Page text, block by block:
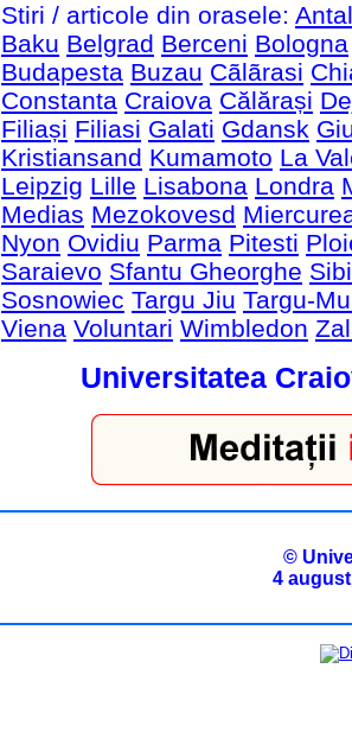
Stiri / articole din orasele:
Baku Belgrad Berceni Bologna
Budapesta Buzau Cãlãrasi
Constanta Craiova Călărași
Filiași Filiasi Galati Gdansk
Kristiansand Kumamoto La
Leipzig Lille Lisabona Londra
Medias Mezokovesd
Nyon Ovidiu Parma Pitesti
Saraievo Sfantu Gheorghe
Sosnowiec Targu Jiu Targu-
Viena Voluntari Wimbledon
Universitatea
©
4